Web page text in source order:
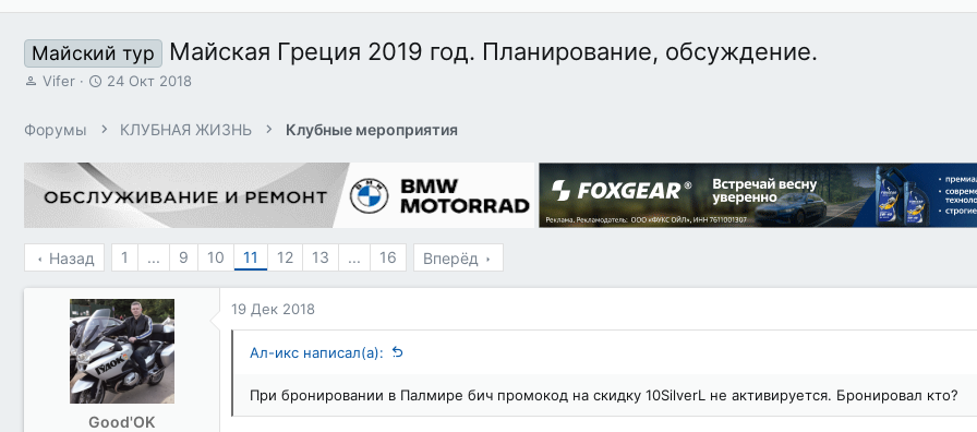
Майский тур Майская Греция 2019 год. Планирование, обсуждение.
А
о
е
Vifer
Д
а
ч
24 Окт 2018
Форумы КЛУБНАЯ ЖИЗНЬ Клубные мероприятия
Назад 1 ... 9 10 11 12 13 ... 16 Вперёд
Good'OK
19 Дек 2018
Ал-икс написал(а):
При бронировании в Палмире бич промокод на скидку 10SilverL не активируется. Бронировал кто?